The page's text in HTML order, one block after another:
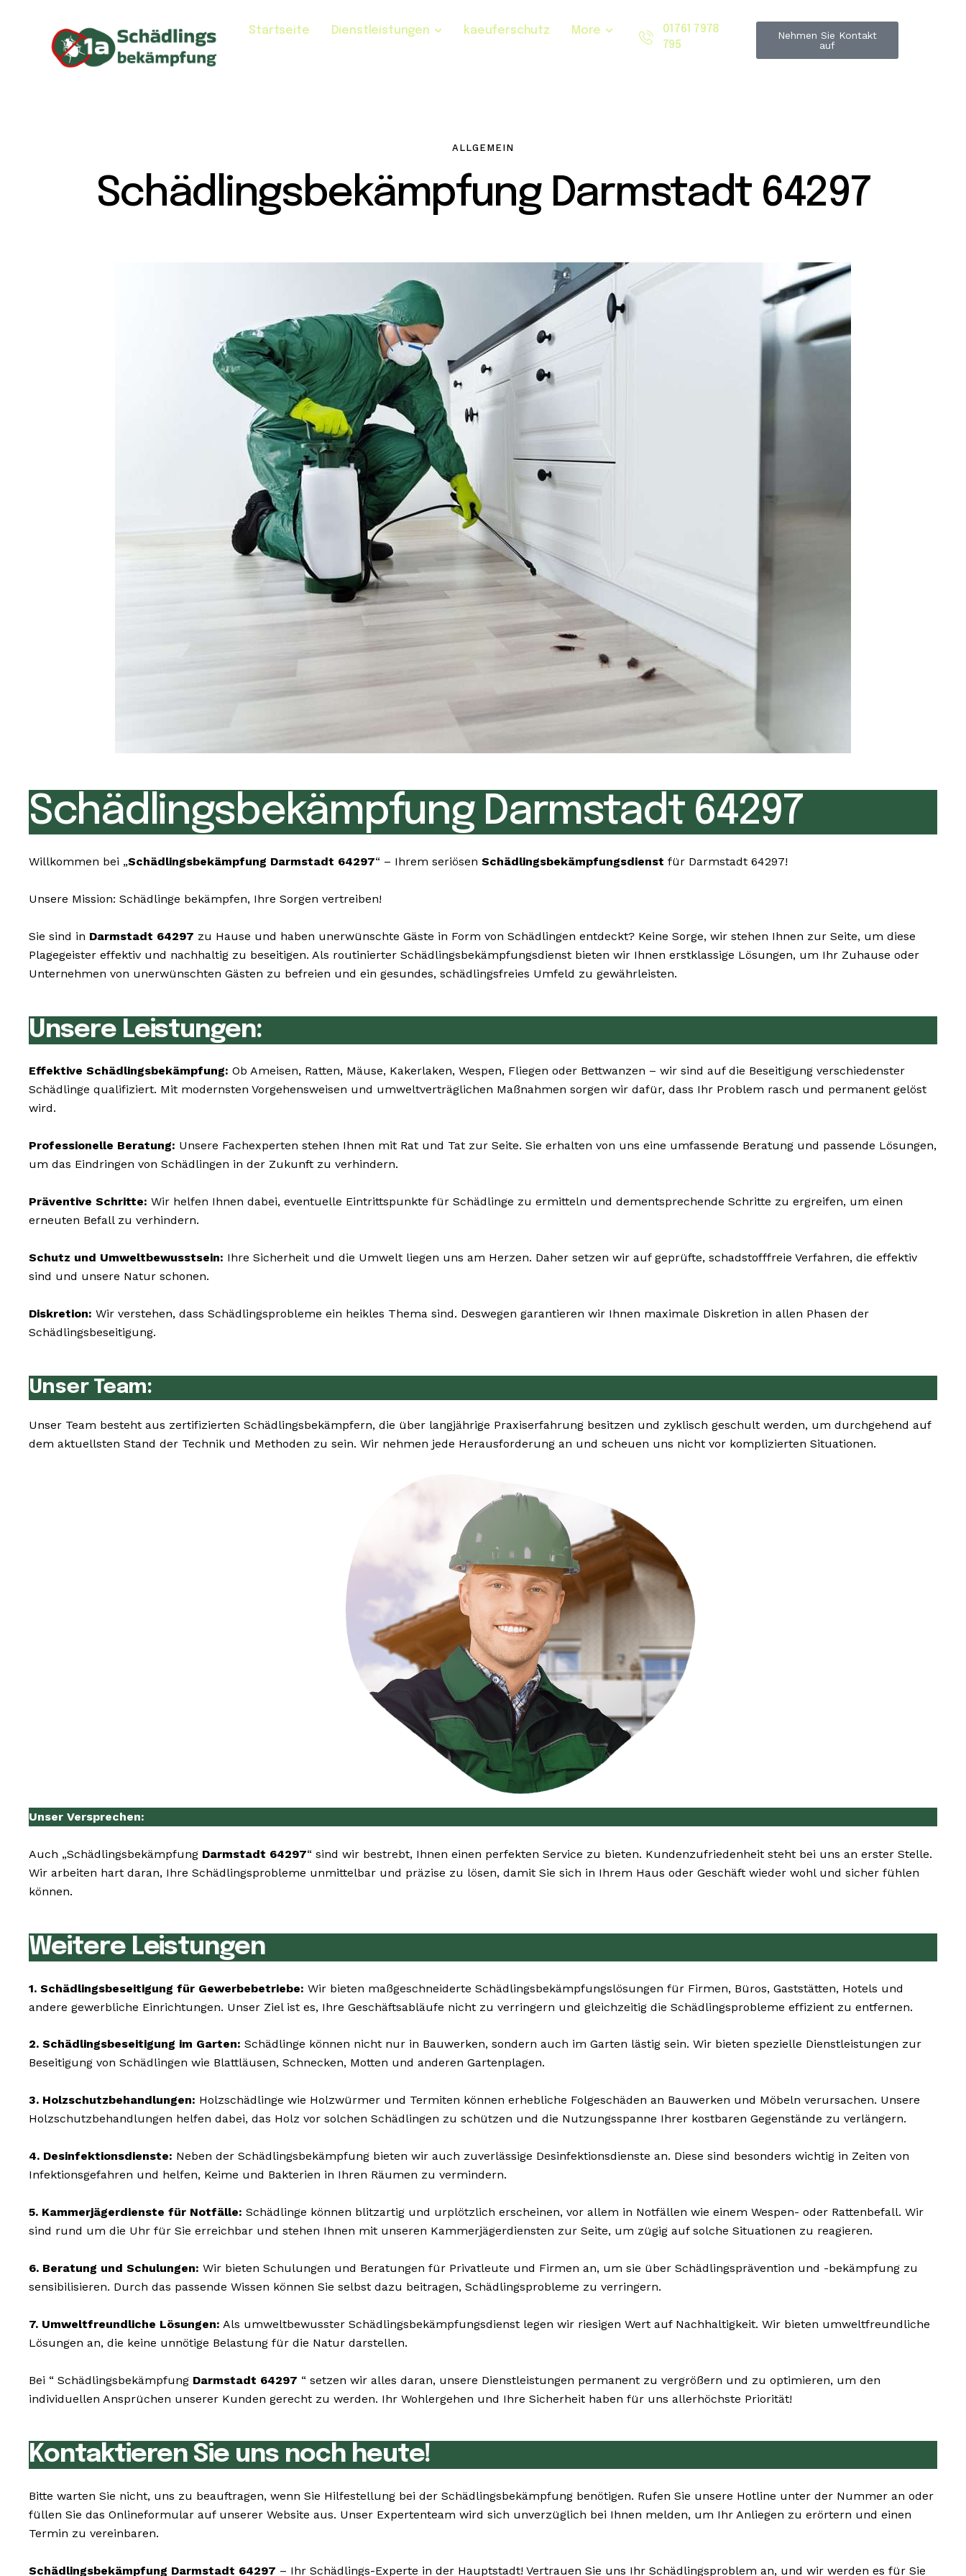
Startseite Dienstleistungen kaeuferschutz More
01761 7978
795
Nehmen Sie Kontakt
auf
ALLGEMEIN
Schädlingsbekämpfung Darmstadt 64297
Schädlingsbekämpfung Darmstadt 64297
Willkommen bei „Schädlingsbekämpfung Darmstadt 64297“ – Ihrem seriösen Schädlingsbekämpfungsdienst für Darmstadt 64297!
Unsere Mission: Schädlinge bekämpfen, Ihre Sorgen vertreiben!
Sie sind in Darmstadt 64297 zu Hause und haben unerwünschte Gäste in Form von Schädlingen entdeckt? Keine Sorge, wir stehen Ihnen zur Seite, um diese
Plagegeister effektiv und nachhaltig zu beseitigen. Als routinierter Schädlingsbekämpfungsdienst bieten wir Ihnen erstklassige Lösungen, um Ihr Zuhause oder
Unternehmen von unerwünschten Gästen zu befreien und ein gesundes, schädlingsfreies Umfeld zu gewährleisten.
Unsere Leistungen:
Effektive Schädlingsbekämpfung: Ob Ameisen, Ratten, Mäuse, Kakerlaken, Wespen, Fliegen oder Bettwanzen – wir sind auf die Beseitigung verschiedenster
Schädlinge qualifiziert. Mit modernsten Vorgehensweisen und umweltverträglichen Maßnahmen sorgen wir dafür, dass Ihr Problem rasch und permanent gelöst
wird.
Professionelle Beratung: Unsere Fachexperten stehen Ihnen mit Rat und Tat zur Seite. Sie erhalten von uns eine umfassende Beratung und passende Lösungen,
um das Eindringen von Schädlingen in der Zukunft zu verhindern.
Präventive Schritte: Wir helfen Ihnen dabei, eventuelle Eintrittspunkte für Schädlinge zu ermitteln und dementsprechende Schritte zu ergreifen, um einen
erneuten Befall zu verhindern.
Schutz und Umweltbewusstsein: Ihre Sicherheit und die Umwelt liegen uns am Herzen. Daher setzen wir auf geprüfte, schadstofffreie Verfahren, die effektiv
sind und unsere Natur schonen.
Diskretion: Wir verstehen, dass Schädlingsprobleme ein heikles Thema sind. Deswegen garantieren wir Ihnen maximale Diskretion in allen Phasen der
Schädlingsbeseitigung.
Unser Team:
Unser Team besteht aus zertifizierten Schädlingsbekämpfern, die über langjährige Praxiserfahrung besitzen und zyklisch geschult werden, um durchgehend auf
dem aktuellsten Stand der Technik und Methoden zu sein. Wir nehmen jede Herausforderung an und scheuen uns nicht vor komplizierten Situationen.
Unser Versprechen:
Auch „Schädlingsbekämpfung Darmstadt 64297“ sind wir bestrebt, Ihnen einen perfekten Service zu bieten. Kundenzufriedenheit steht bei uns an erster Stelle.
Wir arbeiten hart daran, Ihre Schädlingsprobleme unmittelbar und präzise zu lösen, damit Sie sich in Ihrem Haus oder Geschäft wieder wohl und sicher fühlen
können.
Weitere Leistungen
1. Schädlingsbeseitigung für Gewerbebetriebe: Wir bieten maßgeschneiderte Schädlingsbekämpfungslösungen für Firmen, Büros, Gaststätten, Hotels und
andere gewerbliche Einrichtungen. Unser Ziel ist es, Ihre Geschäftsabläufe nicht zu verringern und gleichzeitig die Schädlingsprobleme effizient zu entfernen.
2. Schädlingsbeseitigung im Garten: Schädlinge können nicht nur in Bauwerken, sondern auch im Garten lästig sein. Wir bieten spezielle Dienstleistungen zur
Beseitigung von Schädlingen wie Blattläusen, Schnecken, Motten und anderen Gartenplagen.
3. Holzschutzbehandlungen: Holzschädlinge wie Holzwürmer und Termiten können erhebliche Folgeschäden an Bauwerken und Möbeln verursachen. Unsere
Holzschutzbehandlungen helfen dabei, das Holz vor solchen Schädlingen zu schützen und die Nutzungsspanne Ihrer kostbaren Gegenstände zu verlängern.
4. Desinfektionsdienste: Neben der Schädlingsbekämpfung bieten wir auch zuverlässige Desinfektionsdienste an. Diese sind besonders wichtig in Zeiten von
Infektionsgefahren und helfen, Keime und Bakterien in Ihren Räumen zu vermindern.
5. Kammerjägerdienste für Notfälle: Schädlinge können blitzartig und urplötzlich erscheinen, vor allem in Notfällen wie einem Wespen- oder Rattenbefall. Wir
sind rund um die Uhr für Sie erreichbar und stehen Ihnen mit unseren Kammerjägerdiensten zur Seite, um zügig auf solche Situationen zu reagieren.
6. Beratung und Schulungen: Wir bieten Schulungen und Beratungen für Privatleute und Firmen an, um sie über Schädlingsprävention und -bekämpfung zu
sensibilisieren. Durch das passende Wissen können Sie selbst dazu beitragen, Schädlingsprobleme zu verringern.
7. Umweltfreundliche Lösungen: Als umweltbewusster Schädlingsbekämpfungsdienst legen wir riesigen Wert auf Nachhaltigkeit. Wir bieten umweltfreundliche
Lösungen an, die keine unnötige Belastung für die Natur darstellen.
Bei “ Schädlingsbekämpfung Darmstadt 64297 “ setzen wir alles daran, unsere Dienstleistungen permanent zu vergrößern und zu optimieren, um den
individuellen Ansprüchen unserer Kunden gerecht zu werden. Ihr Wohlergehen und Ihre Sicherheit haben für uns allerhöchste Priorität!
Kontaktieren Sie uns noch heute!
Bitte warten Sie nicht, uns zu beauftragen, wenn Sie Hilfestellung bei der Schädlingsbekämpfung benötigen. Rufen Sie unsere Hotline unter der Nummer an oder
füllen Sie das Onlineformular auf unserer Website aus. Unser Expertenteam wird sich unverzüglich bei Ihnen melden, um Ihr Anliegen zu erörtern und einen
Termin zu vereinbaren.
Schädlingsbekämpfung Darmstadt 64297 – Ihr Schädlings-Experte in der Hauptstadt! Vertrauen Sie uns Ihr Schädlingsproblem an, und wir werden es für Sie